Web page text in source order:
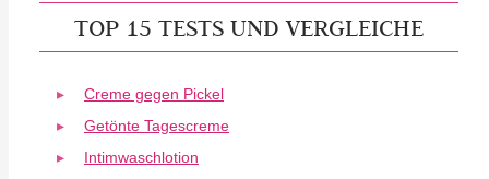
TOP 15 TESTS UND VERGLEICHE
Creme gegen Pickel
Getönte Tagescreme
Intimwaschlotion